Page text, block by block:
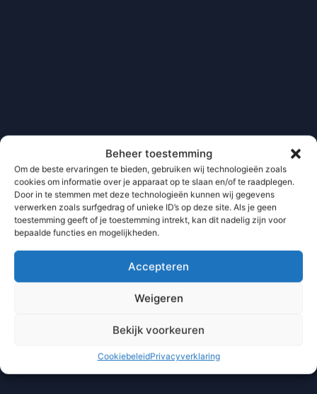
Beheer toestemming
Om de beste ervaringen te bieden, gebruiken wij technologieën zoals
cookies om informatie over je apparaat op te slaan en/of te raadplegen.
Door in te stemmen met deze technologieën kunnen wij gegevens
verwerken zoals surfgedrag of unieke ID’s op deze site. Als je geen
toestemming geeft of je toestemming intrekt, kan dit nadelig zijn voor
bepaalde functies en mogelijkheden.
Accepteren
Weigeren
Bekijk voorkeuren
CookiebeleidPrivacyverklaring